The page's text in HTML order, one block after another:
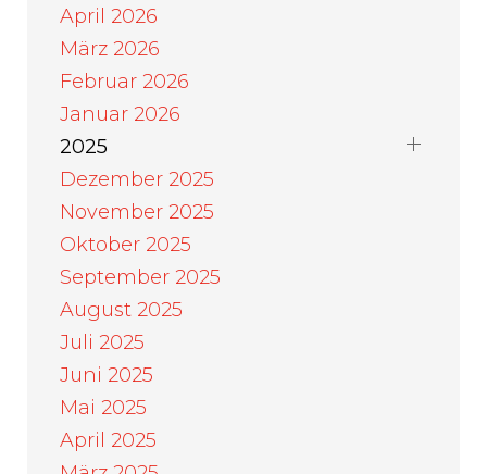
April 2026
März 2026
Februar 2026
Januar 2026
2025
Dezember 2025
November 2025
Oktober 2025
September 2025
August 2025
Juli 2025
Juni 2025
Mai 2025
April 2025